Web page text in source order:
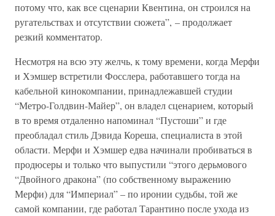
потому что, как все сценарии Квентина, он строился на
ругательствах и отсутствии сюжета”, – продолжает
резкий комментатор.
Несмотря на всю эту желчь, к тому времени, когда Мерфи
и Хэмшер встретили Фосслера, работавшего тогда на
кабельной кинокомпании, принадлежавшей студии
“Метро-Голдвин-Майер”, он владел сценарием, который
в то время отдаленно напоминал “Пустоши” и где
преобладал стиль Дэвида Кореша, специалиста в этой
области. Мерфи и Хэмшер едва начинали пробиваться в
продюсеры и только что выпустили “этого дерьмового
“Двойного дракона” (по собственному выражению
Мерфи) для “Империал” – по иронии судьбы, той же
самой компании, где работал Тарантино после ухода из